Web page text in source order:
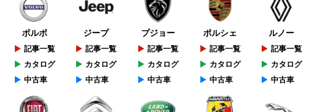
ボルボ
記事一覧
カタログ
中古車
ジープ
記事一覧
カタログ
中古車
プジョー
記事一覧
カタログ
中古車
ポルシェ
記事一覧
カタログ
中古車
ルノー
記事一覧
カタログ
中古車